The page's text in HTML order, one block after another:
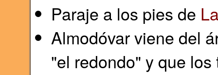
Paraje a los pies de
Almodóvar viene del
"el redondo" y que